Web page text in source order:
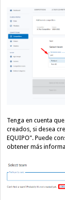
Tenga en cuenta
creados, si desea
EQUIPO". Puede
obtener más